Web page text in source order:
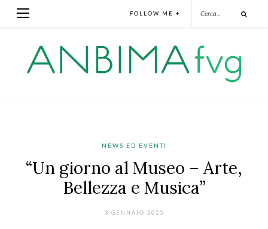
FOLLOW ME +
NEWS ED EVENTI
“Un giorno al Museo – Arte,
Bellezza e Musica”
3 GENNAIO 2025